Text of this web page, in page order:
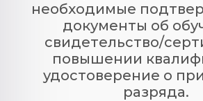
необходимые
документы об
свидетельство/
повышении
удостоверение о
разряда.